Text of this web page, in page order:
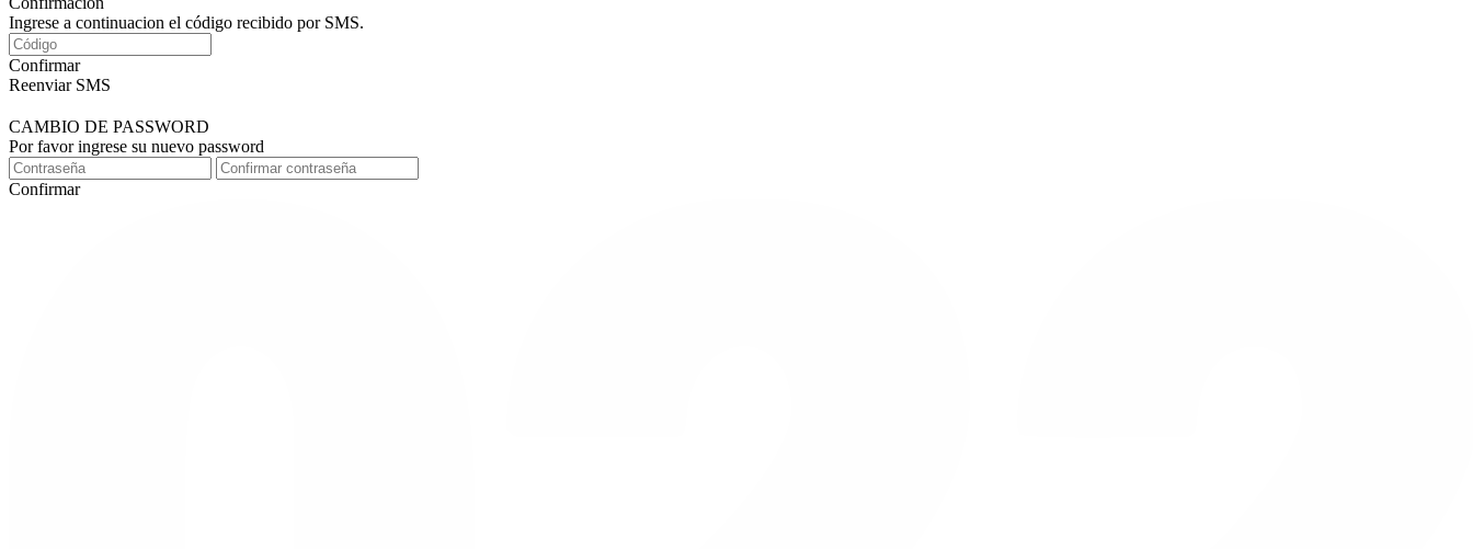
Ingrese a continuacion el código recibido por SMS.
Confirmar
Reenviar SMS
CAMBIO DE PASSWORD
Por favor ingrese su nuevo password
Confirmar